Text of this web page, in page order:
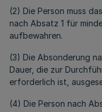
(2) Die Person muss
nach Absatz 1 für
aufbewahren.
(3) Die Absonderung
Dauer, die zur
erforderlich ist,
(4) Die Person nach